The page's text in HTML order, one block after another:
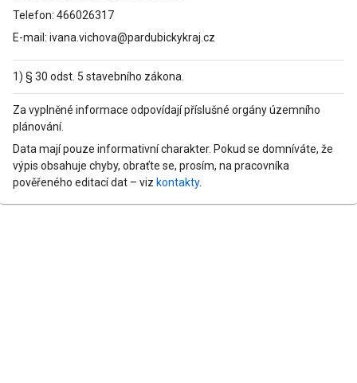
Telefon: 466026317
E-mail: ivana.vichova@pardubickykraj.cz
1) § 30 odst. 5 stavebního zákona.
Za vyplněné informace odpovídají příslušné orgány územního
plánování.
Data mají pouze informativní charakter. Pokud se domníváte, že
výpis obsahuje chyby, obraťte se, prosím, na pracovníka
pověřeného editací dat – viz kontakty.